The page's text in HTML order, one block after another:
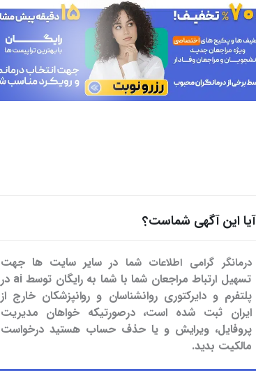
آیا این آگهی شماست؟
درمانگر گرامی اطلاعات شما در سایر سایت ها جهت
تسهیل ارتباط مراجعان شما با شما به رایگان توسط ai در
پلتفرم و دایرکتوری روانشناسان و روانپزشکان خارج از
ایران ثبت شده است، درصورتیکه خواهان مدیریت
پروفایل، ویرایش و یا حذف حساب هستید درخواست
مالکیت بدید.